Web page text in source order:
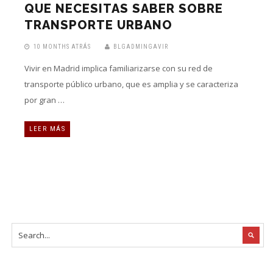
QUE NECESITAS SABER SOBRE
TRANSPORTE URBANO
10 MONTHS ATRÁS BLGADMINGAVIR
Vivir en Madrid implica familiarizarse con su red de
transporte público urbano, que es amplia y se caracteriza
por gran …
LEER MÁS